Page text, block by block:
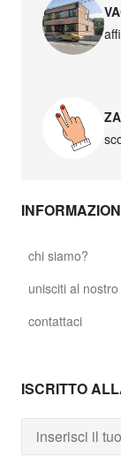
chi siamo?
unisciti al
contattaci
ISCRITTO